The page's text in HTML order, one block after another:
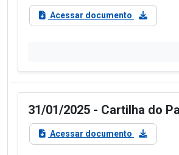
Acessar documento
31/01/2025 - Cartilha do
Acessar documento